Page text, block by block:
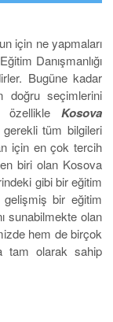
için ne yapmaları
Danışmanlığı
Bugüne kadar
doğru seçimlerini
özellikle Kosova
tüm bilgileri
için en çok tercih
biri olan Kosova
gibi bir eğitim
gelişmiş bir eğitim
sunabilmekte olan
hem de birçok
tam olarak sahip